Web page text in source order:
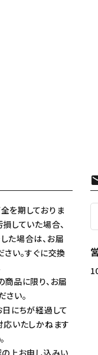
を期しておりま
していた場合、
た場合は、お届
い。すぐに交換
品に限り、お届
い。
日にちが経過して
応いたしかねます